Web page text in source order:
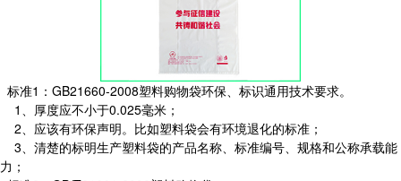
标准1：GB21660-2008塑料购物袋环保、标识通用技术要求。
1、厚度应不小于0.025毫米；
2、应该有环保声明。比如塑料袋会有环境退化的标准；
3、清楚的标明生产塑料袋的产品名称、标准编号、规格和公称承载能
力；